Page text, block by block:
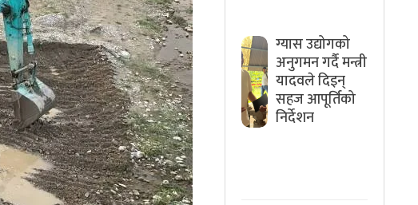
ग्यास उद्योगको
अनुगमन गर्दै मन्त्री
यादवले दिइन्
सहज आपूर्तिको
निर्देशन